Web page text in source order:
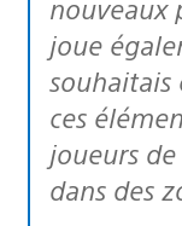
nouveaux
joue
ces
joueurs
dans des